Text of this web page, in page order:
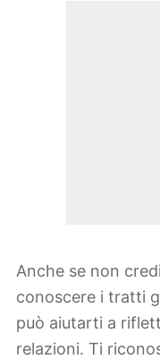
Anche se non
conoscere i tratti
può aiutarti a
relazioni. Ti